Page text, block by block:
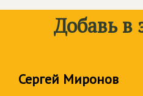
Добавь в
Сергей Миронов